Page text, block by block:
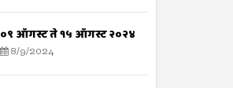
०९ ऑगस्ट ते १५ ऑगस्ट २०२४
8/9/2024